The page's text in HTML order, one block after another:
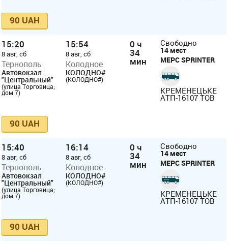
90 UAH
15:20
8 авг, сб
Тернополь
Автовокзал
"Центральный"
(улица Торговица;
дом 7)
15:54
8 авг, сб
Колодное
КОЛОДНО#
(КОЛОДНО#)
0 ч
34
мин
Свободно
14 мест
МЕРС SPRINTER
КРЕМЕНЕЦЬКЕ
АТП-16107 ТОВ
90 UAH
15:40
8 авг, сб
Тернополь
Автовокзал
"Центральный"
(улица Торговица;
дом 7)
16:14
8 авг, сб
Колодное
КОЛОДНО#
(КОЛОДНО#)
0 ч
34
мин
Свободно
14 мест
МЕРС SPRINTER
КРЕМЕНЕЦЬКЕ
АТП-16107 ТОВ
90 UAH